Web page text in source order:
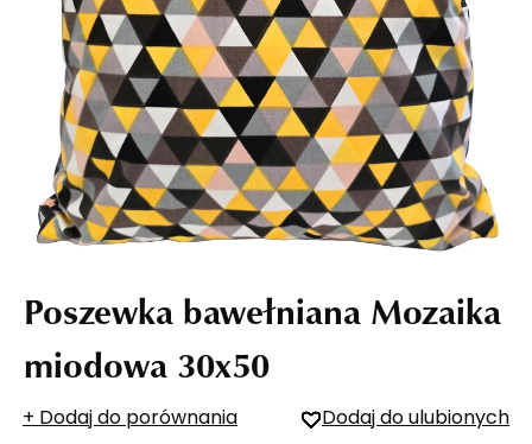
Poszewka bawełniana Mozaika
miodowa 30x50
+ Dodaj do porównania Dodaj do ulubionych